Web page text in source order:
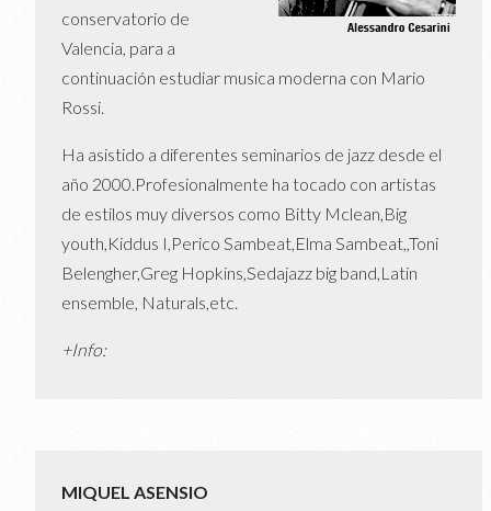
conservatorio de
Valencia, para a
continuación estudiar musica moderna con Mario
Rossi.
Ha asistido a diferentes seminarios de jazz desde el
año 2000.Profesionalmente ha tocado con artistas
de estilos muy diversos como Bitty Mclean,Big
youth,Kiddus I,Perico Sambeat,Elma Sambeat,,Toni
Belengher,Greg Hopkins,Sedajazz big band,Latin
ensemble, Naturals,etc.
+Info:
MIQUEL ASENSIO